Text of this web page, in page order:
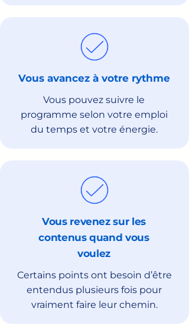
Vous avancez à votre rythme
Vous pouvez suivre le
programme selon votre emploi
du temps et votre énergie.
Vous revenez sur les
contenus quand vous
voulez
Certains points ont besoin d’être
entendus plusieurs fois pour
vraiment faire leur chemin.